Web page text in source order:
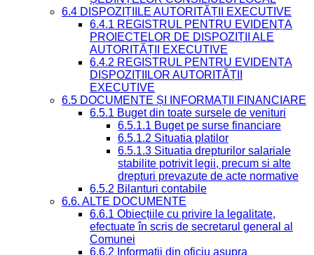
6.4 DISPOZIȚIILE AUTORITĂȚII EXECUTIVE
6.4.1 REGISTRUL PENTRU EVIDENȚA
PROIECTELOR DE DISPOZIȚII ALE
AUTORITĂȚII EXECUTIVE
6.4.2 REGISTRUL PENTRU EVIDENȚA
DISPOZIȚIILOR AUTORITĂȚII
EXECUTIVE
6.5 DOCUMENTE ȘI INFORMAȚII FINANCIARE
6.5.1 Buget din toate sursele de venituri
6.5.1.1 Buget pe surse financiare
6.5.1.2 Situatia platilor
6.5.1.3 Situatia drepturilor salariale
stabilite potrivit legii, precum si alte
drepturi prevazute de acte normative
6.5.2 Bilanturi contabile
6.6. ALTE DOCUMENTE
6.6.1 Obiecțiile cu privire la legalitate,
efectuate în scris de secretarul general al
Comunei
6.6.2 Informații din oficiu asupra